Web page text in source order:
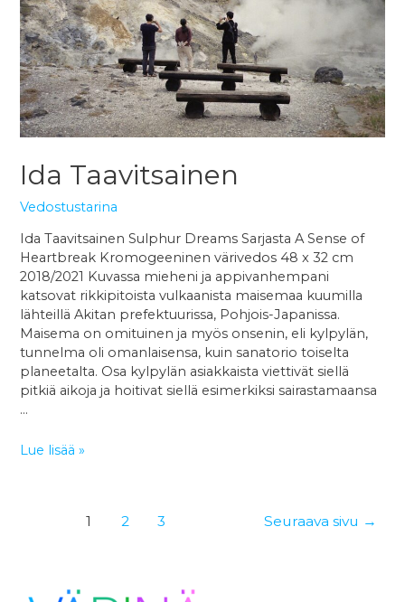
Ida Taavitsainen
Vedostustarina
Ida Taavitsainen Sulphur Dreams Sarjasta A Sense of
Heartbreak Kromogeeninen värivedos 48 x 32 cm
2018/2021 Kuvassa mieheni ja appivanhempani
katsovat rikkipitoista vulkaanista maisemaa kuumilla
lähteillä Akitan prefektuurissa, Pohjois-Japanissa.
Maisema on omituinen ja myös onsenin, eli kylpylän,
tunnelma oli omanlaisensa, kuin sanatorio toiselta
planeetalta. Osa kylpylän asiakkaista viettivät siellä
pitkiä aikoja ja hoitivat siellä esimerkiksi sairastamaansa
…
Ida
Lue lisää »
1 2 3 Seuraava sivu →